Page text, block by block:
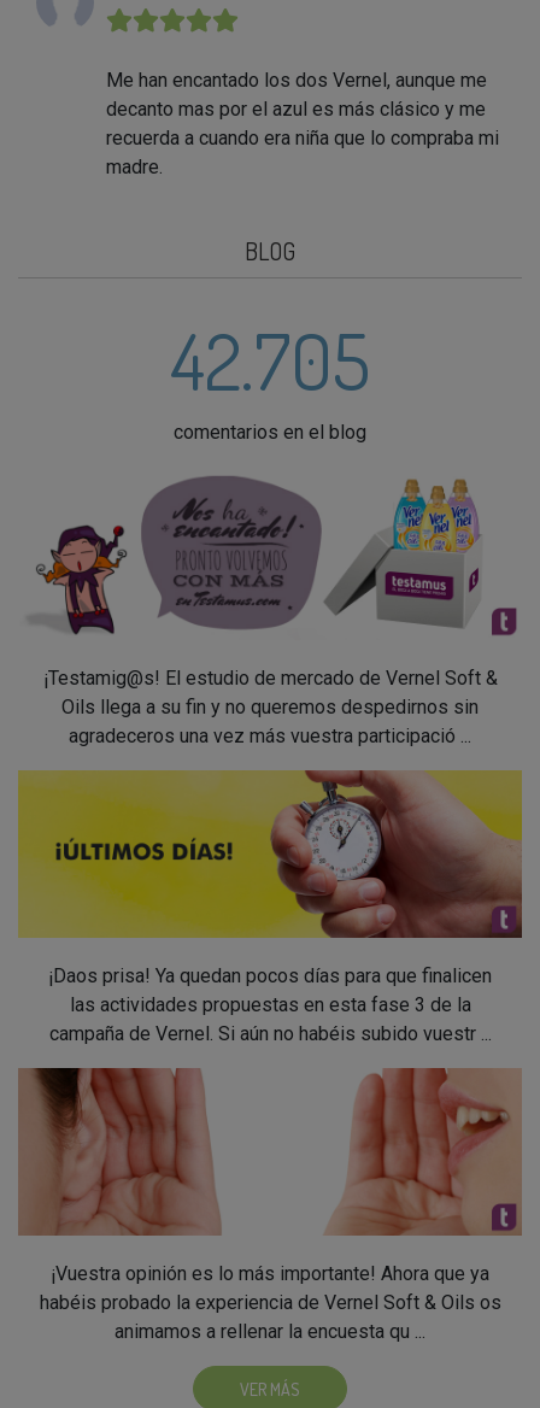
★★★★★
Me han encantado los dos Vernel, aunque me
decanto mas por el azul es más clásico y me
recuerda a cuando era niña que lo compraba mi
madre.
BLOG
42.705
comentarios en el blog
¡Testamig@s! El estudio de mercado de Vernel Soft &
Oils llega a su fin y no queremos despedirnos sin
agradeceros una vez más vuestra participació ...
¡Daos prisa! Ya quedan pocos días para que finalicen
las actividades propuestas en esta fase 3 de la
campaña de Vernel. Si aún no habéis subido vuestr ...
¡Vuestra opinión es lo más importante! Ahora que ya
habéis probado la experiencia de Vernel Soft & Oils os
animamos a rellenar la encuesta qu ...
VER MÁS